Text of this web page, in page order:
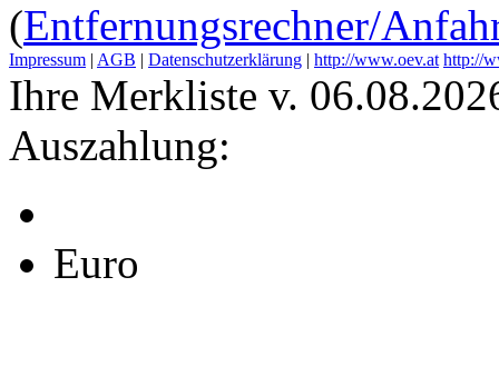
(Entfernungsrechner/
Impressum | AGB | Datenschutzerklärung | http://www.oev.at http://
Ihre Merkliste v.
Auszahlung:
Euro